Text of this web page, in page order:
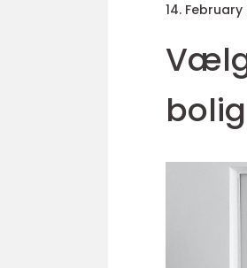
14. February
bolig